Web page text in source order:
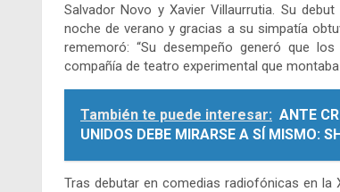
Salvador Novo y Xavier Villaurrutia. Su
noche de verano y gracias a su simpatía
rememoró: “Su desempeño generó que
compañía de teatro experimental que
También te puede interesar: ANTE
UNIDOS DEBE MIRARSE A SÍ MISMO:
Tras debutar en comedias radiofónicas en la